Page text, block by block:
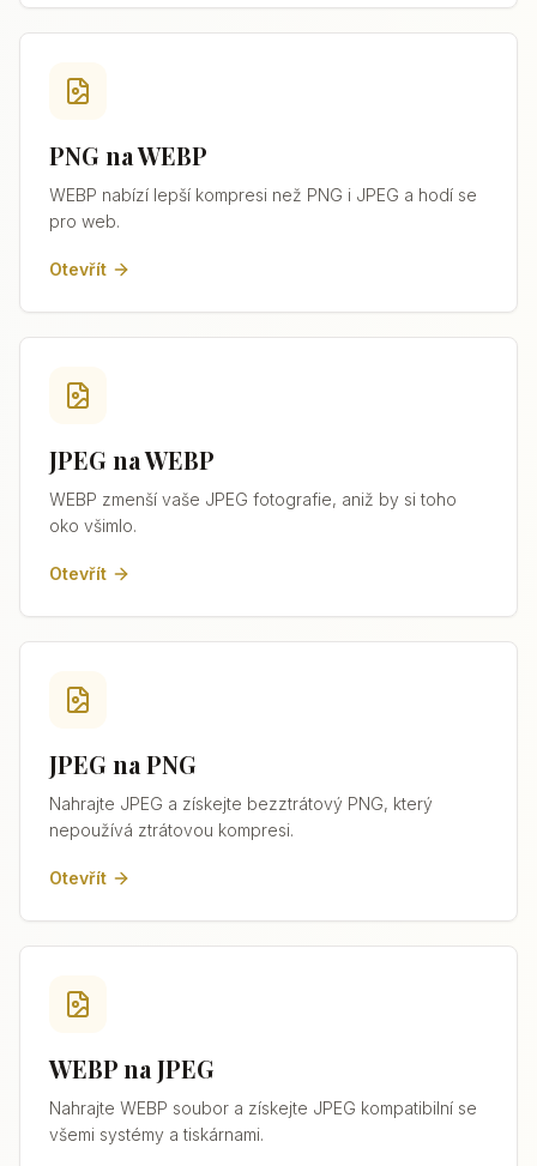
PNG na WEBP
WEBP nabízí lepší kompresi než PNG i JPEG a hodí se
pro web.
Otevřít
JPEG na WEBP
WEBP zmenší vaše JPEG fotografie, aniž by si toho
oko všimlo.
Otevřít
JPEG na PNG
Nahrajte JPEG a získejte bezztrátový PNG, který
nepoužívá ztrátovou kompresi.
Otevřít
WEBP na JPEG
Nahrajte WEBP soubor a získejte JPEG kompatibilní se
všemi systémy a tiskárnami.